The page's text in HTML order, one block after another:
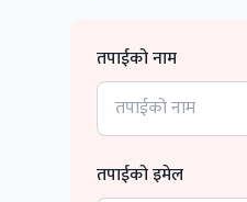
तपाईको नाम
तपाईको इमेल